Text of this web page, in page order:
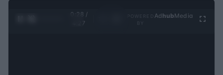
0:28 /
4:27
Ad hubMedia